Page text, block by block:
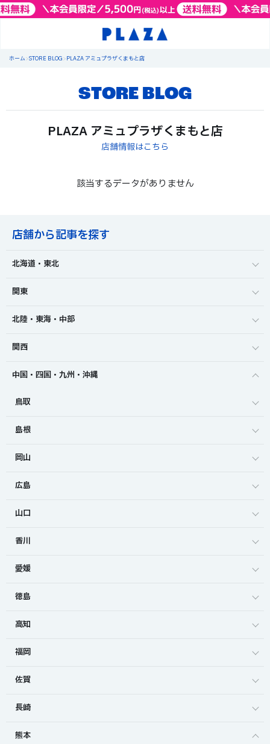
ホーム>STORE BLOG>PLAZA アミュプラザくまもと店
STORE BLOG
PLAZA アミュプラザくまもと店
店舗情報はこちら
該当するデータがありません
店舗から記事を探す
北海道・東北
関東
北陸・東海・中部
関西
中国・四国・九州・沖縄
鳥取
島根
岡山
広島
山口
香川
愛媛
徳島
高知
福岡
佐賀
長崎
熊本